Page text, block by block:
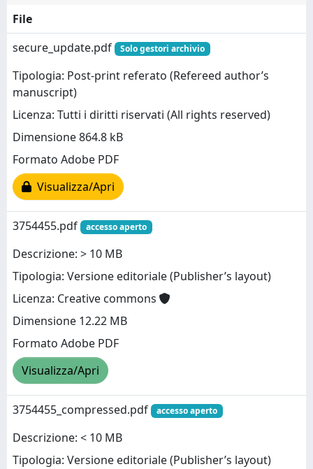
File
secure_update.pdf
Solo gestori archivio
Tipologia: Post-print referato (Refereed author’s
manuscript)
Licenza: Tutti i diritti riservati (All rights reserved)
Dimensione 864.8 kB
Formato Adobe PDF
Visualizza/Apri
3754455.pdf accesso aperto
Descrizione: > 10 MB
Tipologia: Versione editoriale (Publisher’s layout)
Licenza: Creative commons
Dimensione 12.22 MB
Formato Adobe PDF
Visualizza/Apri
3754455_compressed.pdf accesso aperto
Descrizione: < 10 MB
Tipologia: Versione editoriale (Publisher’s layout)